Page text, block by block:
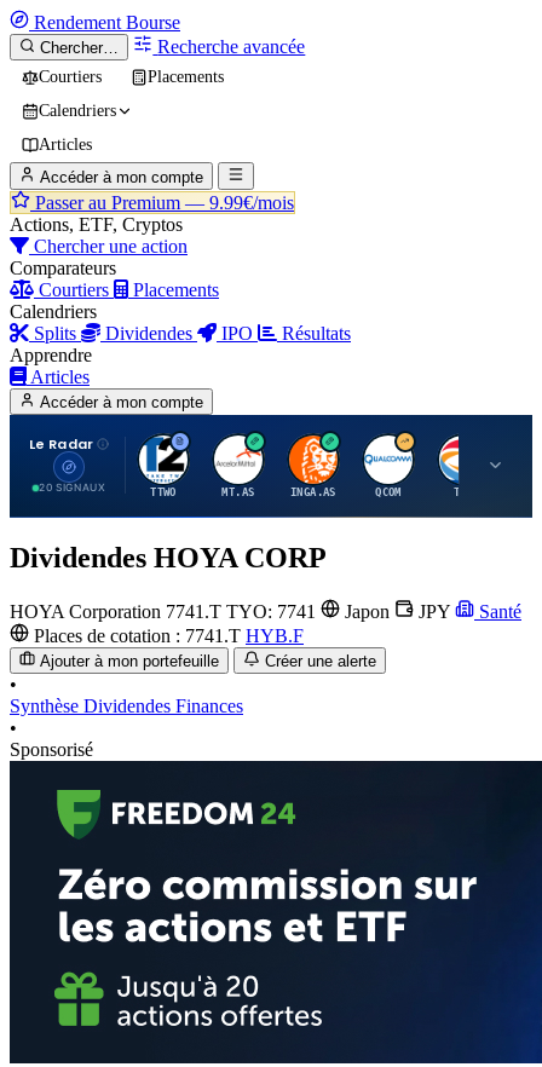
Rendement Bourse
Chercher… Recherche avancée
Courtiers
Placements
Calendriers
Articles
Accéder à mon compte
Passer au Premium — 9.99€/mois
Actions, ETF, Cryptos
Chercher une action
Comparateurs
Courtiers
Placements
Calendriers
Splits
Dividendes IPO
Résultats
Apprendre
Articles
Accéder à mon compte
Le Radar
20 SIGNAUX
T
TTWO
A
MT.AS
I
INGA.AS
Q
QCOM
T
TTE
Dividendes HOYA CORP
HOYA Corporation 7741.T TYO: 7741 Japon JPY
Santé
Places de cotation : 7741.T HYB.F
Ajouter à mon portefeuille Créer une alerte
•
Synthèse Dividendes Finances
•
Sponsorisé